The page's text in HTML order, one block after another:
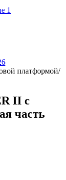
1
платформой/
II c
часть